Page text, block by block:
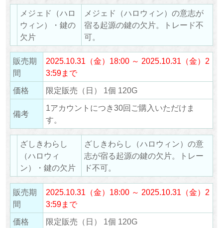
メジェド（ハロ
ウィン）・鍵の
欠片
メジェド（ハロウィン）の意志が
宿る起源の鍵の欠片。トレード不
可。
販売期
間
2025.10.31（金）18:00 ～ 2025.10.31（金）2
3:59まで
価格
限定販売（日） 1個 120G
備考
1アカウントにつき30回ご購入いただけま
す。
ざしきわらし
（ハロウィ
ン）・鍵の欠片
ざしきわらし（ハロウィン）の意
志が宿る起源の鍵の欠片。トレー
ド不可。
販売期
間
2025.10.31（金）18:00 ～ 2025.10.31（金）2
3:59まで
価格
限定販売（日） 1個 120G